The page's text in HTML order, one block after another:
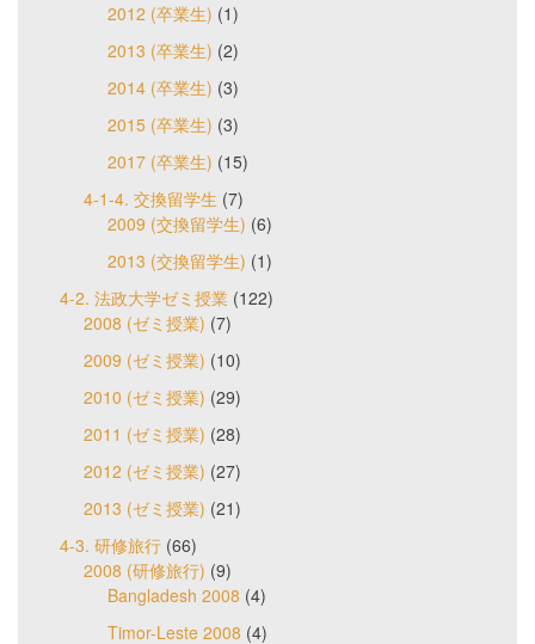
2012 (卒業生) (1)
2013 (卒業生) (2)
2014 (卒業生) (3)
2015 (卒業生) (3)
2017 (卒業生) (15)
4-1-4. 交換留学生 (7)
2009 (交換留学生) (6)
2013 (交換留学生) (1)
4-2. 法政大学ゼミ授業 (122)
2008 (ゼミ授業) (7)
2009 (ゼミ授業) (10)
2010 (ゼミ授業) (29)
2011 (ゼミ授業) (28)
2012 (ゼミ授業) (27)
2013 (ゼミ授業) (21)
4-3. 研修旅行 (66)
2008 (研修旅行) (9)
Bangladesh 2008 (4)
Timor-Leste 2008 (4)